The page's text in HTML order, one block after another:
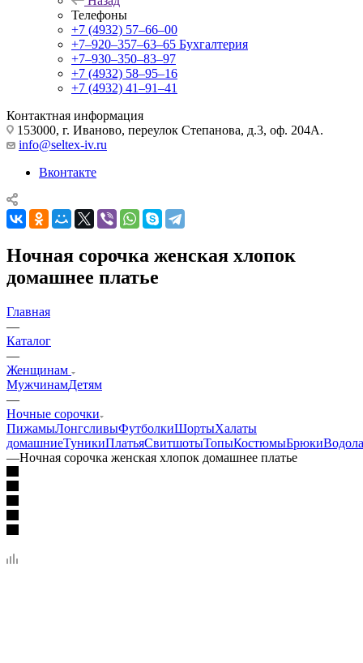
Телефоны
+7 (4932) 57‒66‒00
+7‒920‒357‒63‒65 Бухгалтерия
+7‒930‒350‒83‒97
+7 (4932) 58‒95‒16
+7 (4932) 41‒91‒41
Контактная информация
153000, г. Иваново, переулок Степанова, д.3, оф. 204А.
info@seltex-iv.ru
Вконтакте
Ночная сорочка женская хлопок
домашнее платье
Главная
—
Каталог
—
Женщинам
МужчинамДетям
—
Ночные сорочки
ПижамыЛонгсливыФутболкиШортыХалаты
домашниеТуникиПлатьяСвитшотыТопыКостюмыБрюки
—Ночная сорочка женская хлопок домашнее платье